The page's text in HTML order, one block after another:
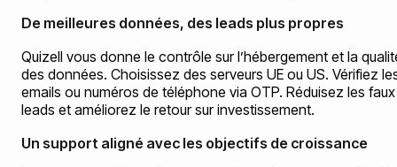
De meilleures données, des leads plus propres
Quizell vous donne le contrôle sur l’hébergement et la
des données. Choisissez des serveurs UE ou US. Vérifiez
emails ou numéros de téléphone via OTP. Réduisez les faux
leads et améliorez le retour sur investissement.
Un support aligné avec les objectifs de croissance